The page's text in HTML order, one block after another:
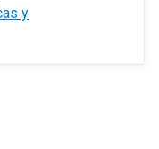
y